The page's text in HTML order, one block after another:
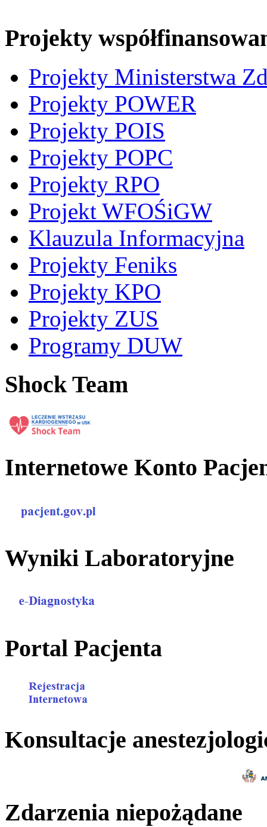
Projekty
Projekty Ministerstwa
Projekty POWER
Projekty POIS
Projekty POPC
Projekty RPO
Projekt WFOŚiGW
Klauzula Informacyjna
Projekty Feniks
Projekty KPO
Projekty ZUS
Programy DUW
Shock Team
Internetowe Konto
Wyniki Laboratoryjne
Portal Pacjenta
Konsultacje
Zdarzenia niepożądane